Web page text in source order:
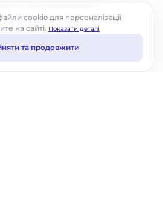
cookie для персоналізації
на сайті. Показати деталі
та продовжити